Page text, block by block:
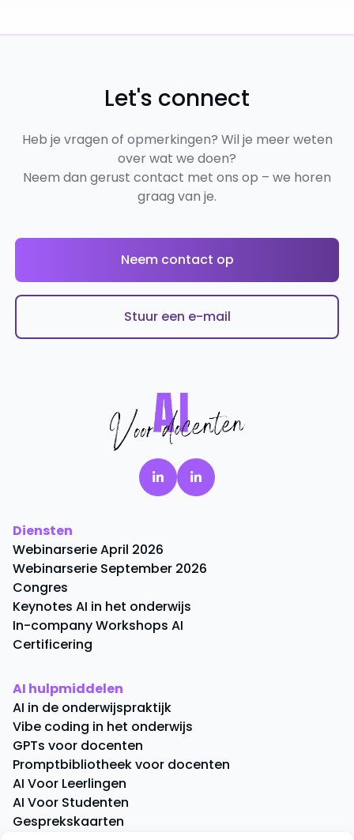
Let's connect
Heb je vragen of opmerkingen? Wil je meer weten
over wat we doen?
Neem dan gerust contact met ons op – we horen
graag van je.
Neem contact op
Stuur een e-mail
Diensten
Webinarserie April 2026
Webinarserie September 2026
Congres
Keynotes AI in het onderwijs
In-company Workshops AI
Certificering
AI hulpmiddelen
AI in de onderwijspraktijk
Vibe coding in het onderwijs
GPTs voor docenten
Promptbibliotheek voor docenten
AI Voor Leerlingen
AI Voor Studenten
Gesprekskaarten